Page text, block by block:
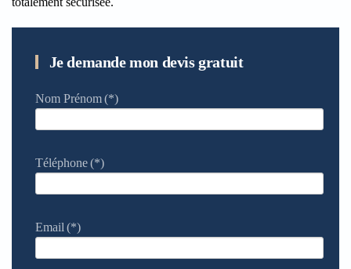
Je demande mon devis gratuit
Nom Prénom(*)
Téléphone(*)
Email (*)